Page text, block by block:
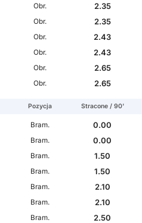
Obr.
2.35
Obr.
2.35
Obr.
2.43
Obr.
2.43
Obr.
2.65
Obr. 2.65
Pozycja Stracone / 90'
Bram.
0.00
Bram.
0.00
Bram.
1.50
Bram.
1.50
Bram.
2.10
Bram.
2.10
Bram.
2.50